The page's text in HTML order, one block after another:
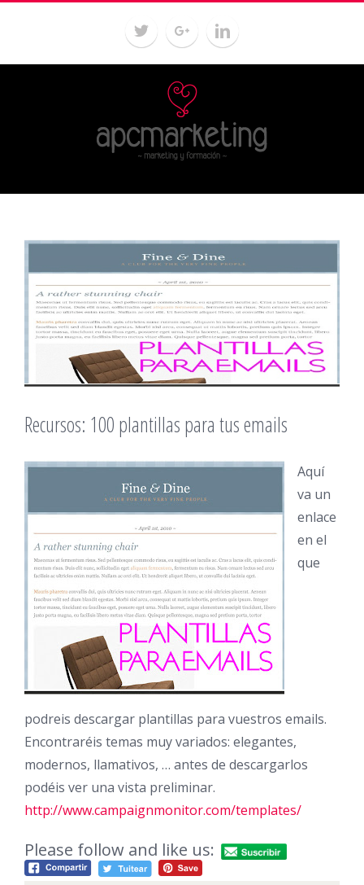
Recursos: 100 plantillas para tus emails
Aquí
va un
enlace
en el
que
podreis descargar plantillas para vuestros emails.
Encontraréis temas muy variados: elegantes,
modernos, llamativos, … antes de descargarlos
podéis ver una vista preliminar.
http://www.campaignmonitor.com/templates/
Please follow and like us: